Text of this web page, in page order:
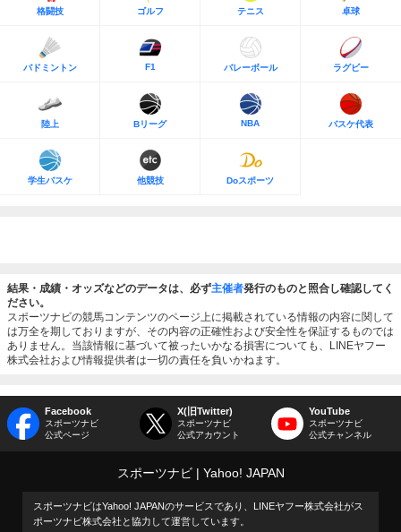
格闘技 ゴルフ テニス 卓球
バドミントン F1 バレーボール ラグビー
陸上 Bリーグ NBA バスケ代表
学生バスケ 他競技 Doスポーツ
結果・成績・オッズなどのデータは、必ず主催者発行のものと照合し確認してく
ださい。
スポーツナビの競馬コンテンツのページ上に掲載されている情報の内容に関して
は万全を期しておりますが、その内容の正確性および安全性を保証するものでは
ありません。当該情報に基づいて被ったいかなる損害についても、LINEヤフー
株式会社および情報提供者は一切の責任を負いかねます。
Facebook
スポーツナビ
公式ページ
X(旧Twitter)
スポーツナビ
公式アカウント
YouTube
スポーツナビ
公式チャンネル
スポーツナビ Yahoo! JAPAN
スポーツナビはYahoo! JAPANのサービスであり、LINEヤフー株式会社がス
ポーツナビ株式会社と協力して運営しています。